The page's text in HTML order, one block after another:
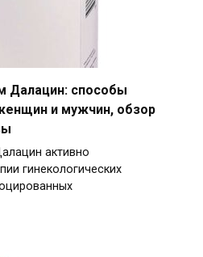
Далацин: способы
и мужчин, обзор
активно
гинекологических